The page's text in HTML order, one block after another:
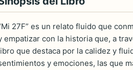
27F” es un relato fluido que
empatizar con la historia que, a
que destaca por la calidez y
y emociones, las que